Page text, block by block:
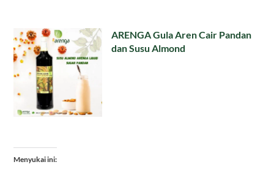
ARENGA Gula Aren Cair Pandan
dan Susu Almond
Menyukai ini: